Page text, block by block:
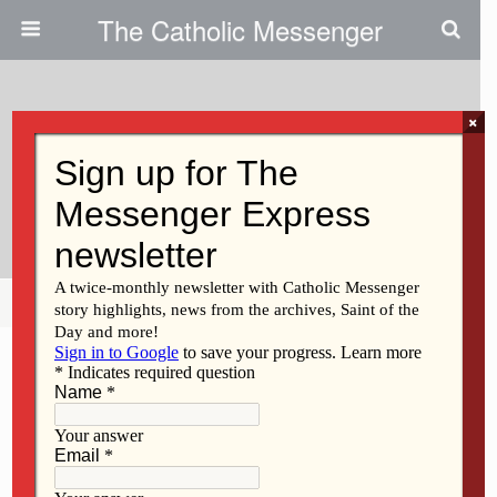
The Catholic Messenger
Una Forma Más De Desarrollar
Su Fe En El 2021
Share Tweet Pin Mail
×